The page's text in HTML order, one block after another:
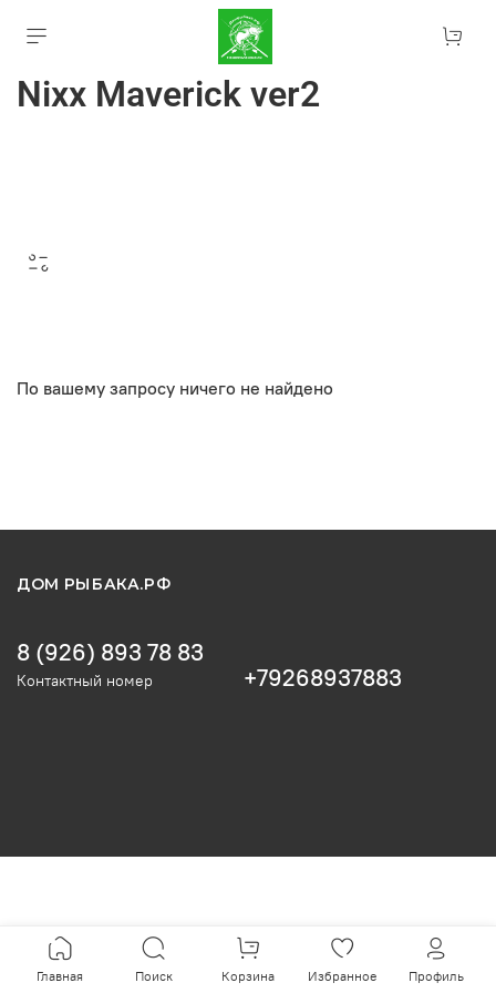
Nixx Maverick ver2
По вашему запросу ничего не найдено
ДОМ РЫБАКА.РФ
8 (926) 893 78 83
Контактный номер +79268937883
Главная Поиск Корзина Избранное Профиль